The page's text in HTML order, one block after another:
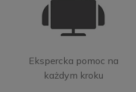
Ekspercka pomoc na
każdym kroku